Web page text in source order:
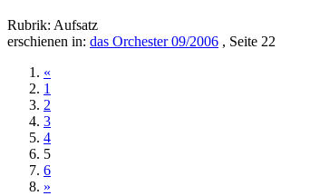
Rubrik: Aufsatz
erschienen in: das Orchester 09/2006 , Seite 22
«
1
2
3
4
5
6
»